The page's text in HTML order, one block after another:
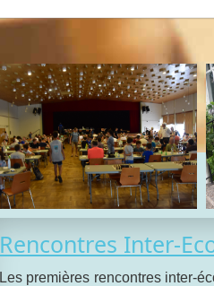
Rencontres Inter-
Les premières rencontres inter-